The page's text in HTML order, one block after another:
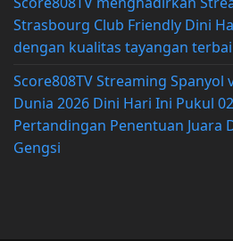
Strasbourg Club Friendly Dini
dengan kualitas tayangan
Score808TV Streaming Spanyol
Dunia 2026 Dini Hari Ini Pukul
Pertandingan Penentuan Juara
Gengsi